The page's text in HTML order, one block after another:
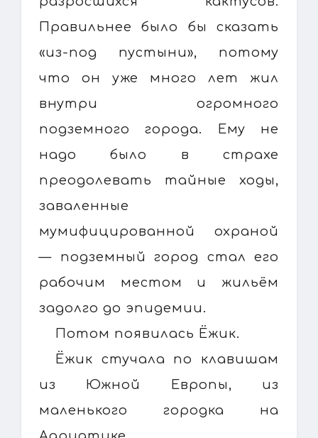
Правильнее было бы сказать
«из-под пустыни», потому
что он уже много лет жил
внутри огромного
подземного города. Ему не
надо было в страхе
преодолевать тайные ходы,
заваленные
мумифицированной охраной
— подземный город стал его
рабочим местом и жильём
задолго до эпидемии.
Потом появилась Ёжик.
Ёжик стучала по клавишам
из Южной Европы, из
маленького городка на